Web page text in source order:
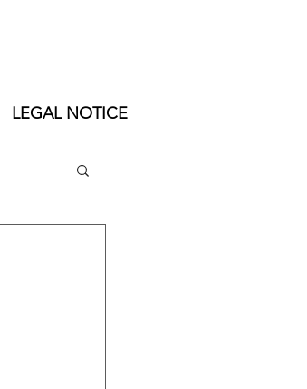
LEGAL NOTICE